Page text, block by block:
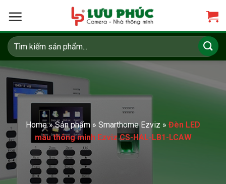
content
Tìm
kiếm:
Home»Sản phẩm » Smarthome Ezviz » Đèn LED
màu thông minh Ezviz CS-HAL-LB1-LCAW